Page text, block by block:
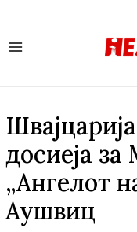
досиеја за
„Ангелот
Аушвиц